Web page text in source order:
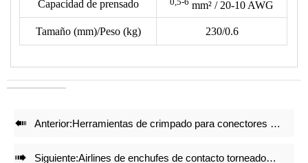
Capacidad de prensado mm² / 20-10 AWG
Tamaño (mm)/Peso (kg) 230/0.6
• Reduce un 50% de energía al crimpar.
con mecanismo de auto liberación garantizan un efecto de
• Ajuste preciso antes de la entrega de fábrica.
 Anterior:Herramientas de crimpado para conectores giratorios de aerolíneas LX-156
 Siguiente:Airlines de enchufes de contacto torneados Herramientas de crimpado AP-156